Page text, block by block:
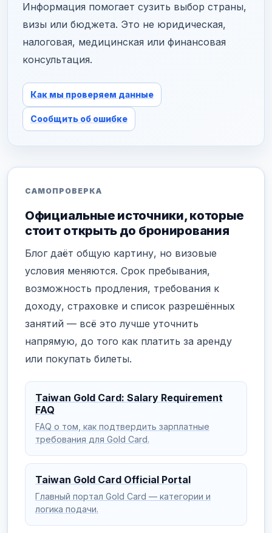
Информация помогает сузить выбор страны,
визы или бюджета. Это не юридическая,
налоговая, медицинская или финансовая
консультация.
Как мы проверяем данные
Сообщить об ошибке
САМОПРОВЕРКА
Официальные источники, которые
стоит открыть до бронирования
Блог даёт общую картину, но визовые
условия меняются. Срок пребывания,
возможность продления, требования к
доходу, страховке и список разрешённых
занятий — всё это лучше уточнить
напрямую, до того как платить за аренду
или покупать билеты.
Taiwan Gold Card: Salary Requirement
FAQ
FAQ о том, как подтвердить зарплатные
требования для Gold Card.
Taiwan Gold Card Official Portal
Главный портал Gold Card — категории и
логика подачи.